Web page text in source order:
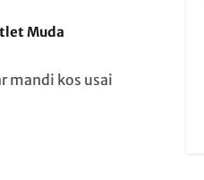
Muda
mandi kos usai